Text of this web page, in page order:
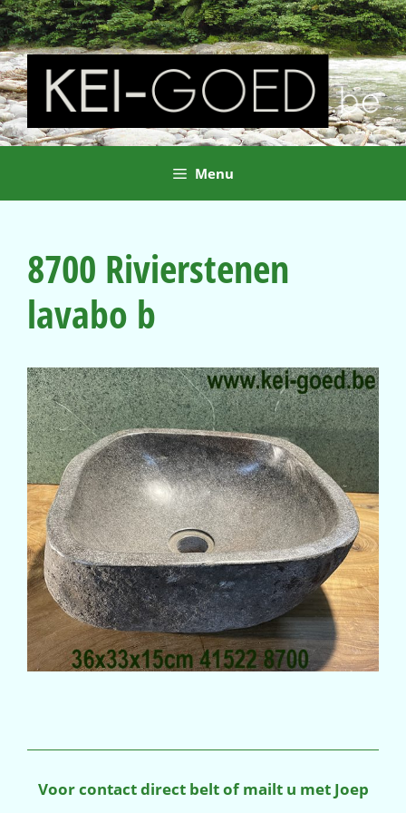
Ga
naar
de
inhoud
Menu
8700 Rivierstenen
lavabo b
Voor contact direct belt of mailt u met Joep